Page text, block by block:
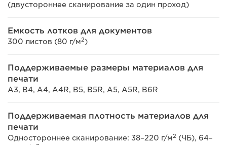
(двустороннее сканирование за один проход)
Емкость лотков для документов
300 листов (80 г/м2)
Поддерживаемые размеры материалов для
печати
A3, B4, A4, A4R, B5, B5R, A5, A5R, B6R
Поддерживаемая плотность материалов для
печати
Одностороннее сканирование: 38–220 г/м2 (ЧБ), 64–